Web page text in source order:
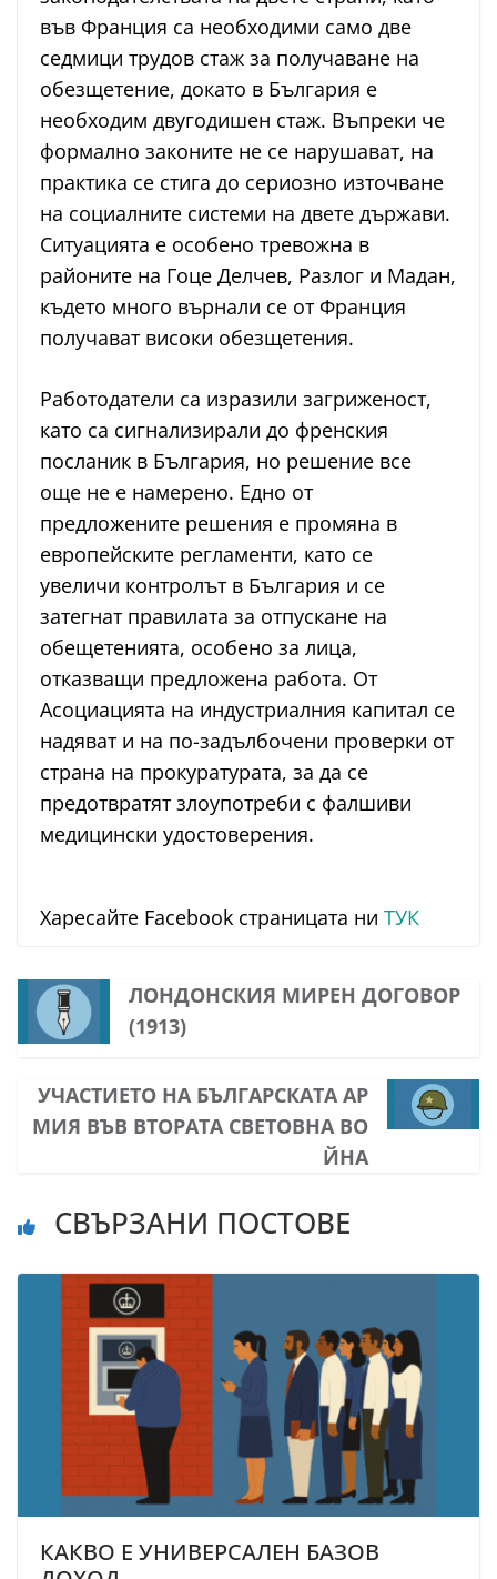
във Франция са необходими само две
седмици трудов стаж за получаване на
обезщетение, докато в България е
необходим двугодишен стаж. Въпреки че
формално законите не се нарушават, на
практика се стига до сериозно източване
на социалните системи на двете държави.
Ситуацията е особено тревожна в
районите на Гоце Делчев, Разлог и Мадан,
където много върнали се от Франция
получават високи обезщетения.
Работодатели са изразили загриженост,
като са сигнализирали до френския
посланик в България, но решение все
още не е намерено. Едно от
предложените решения е промяна в
европейските регламенти, като се
увеличи контролът в България и се
затегнат правилата за отпускане на
обещетенията, особено за лица,
отказващи предложена работа. От
Асоциацията на индустриалния капитал се
надяват и на по-задълбочени проверки от
страна на прокуратурата, за да се
предотвратят злоупотреби с фалшиви
медицински удостоверения.
Харесайте Facebook страницата ни ТУК
ЛОНДОНСКИЯ МИРЕН ДОГОВОР
(1913)
УЧАСТИЕТО НА БЪЛГАРСКАТА АР
МИЯ ВЪВ ВТОРАТА СВЕТОВНА ВО
ЙНА
СВЪРЗАНИ ПОСТОВЕ
КАКВО Е УНИВЕРСАЛЕН БАЗОВ